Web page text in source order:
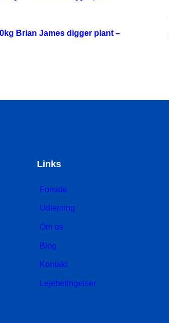
Brian James digger plant –
Links
Forside
Udlejning
Om os
Blog
Kontakt
Lejebetingelser